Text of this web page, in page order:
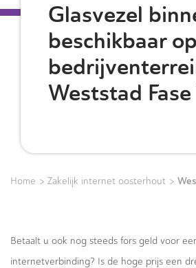
Glasvezel
beschikbaar op
Weststad Fase
Home > Zakelijk internet oosterhout >
Betaalt u ook nog steeds fors geld voor
internetverbinding? Is de hoge prijs een